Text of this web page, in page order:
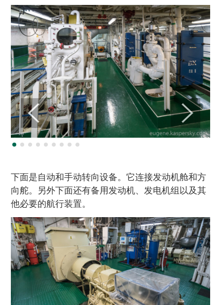
下面是自动和手动转向设备。它连接发动机舱和方
向舵。另外下面还有备用发动机、发电机组以及其
他必要的航行装置。